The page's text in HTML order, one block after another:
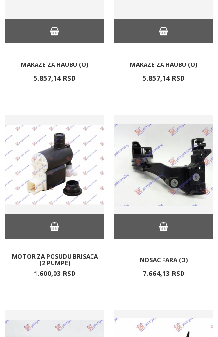
MAKAZE ZA HAUBU (O)
5.857,14 RSD
MAKAZE ZA HAUBU (O)
5.857,14 RSD
MOTOR ZA POSUDU BRISACA
(2 PUMPE)
1.600,03 RSD
NOSAC FARA (O)
7.664,13 RSD